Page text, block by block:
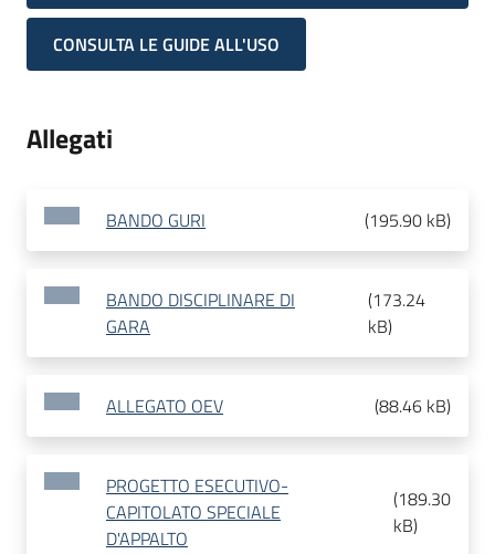
CONSULTA LE GUIDE ALL'USO
Allegati
BANDO GURI (195.90 kB)
BANDO DISCIPLINARE DI
GARA
(173.24
kB)
ALLEGATO OEV (88.46 kB)
PROGETTO ESECUTIVO-
CAPITOLATO SPECIALE
D'APPALTO
(189.30
kB)